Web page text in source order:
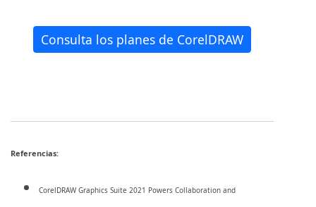
Consulta los planes de CorelDRAW
Referencias:
CorelDRAW Graphics Suite 2021 Powers Collaboration and